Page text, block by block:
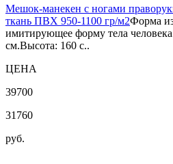
Мешок-манекен с ногами
ткань ПВХ 950-1100 гр/м2Форма
имитирующее форму тела
см.Высота: 160 с..
ЦЕНА
39700
31760
руб.